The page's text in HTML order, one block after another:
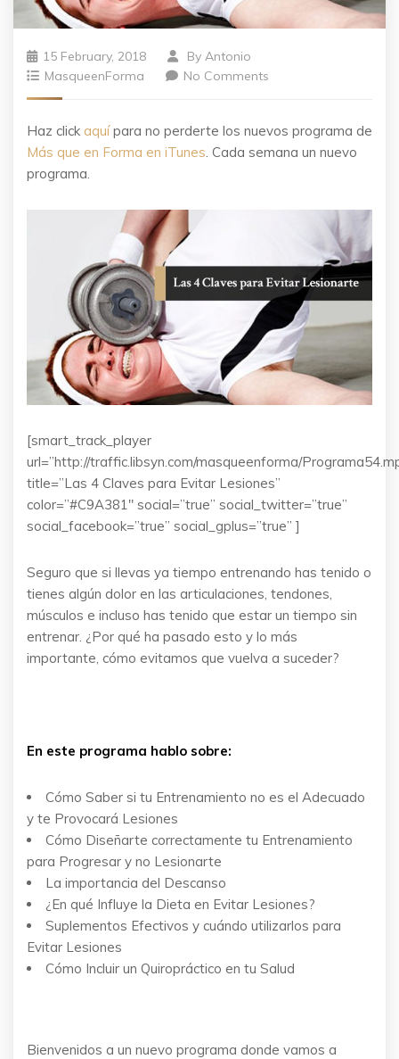
15 February, 2018 By Antonio
MasqueenForma
No Comments
Haz click aquípara no perderte los nuevos programa de
Más que en Forma en iTunes. Cada semana un nuevo
programa.
[smart_track_player
url=”http://traffic.libsyn.com/masqueenforma/
title=”Las 4 Claves para Evitar Lesiones”
color=”#C9A381″ social=”true” social_twitter=”true”
social_facebook=”true” social_gplus=”true” ]
Seguro que si llevas ya tiempo entrenando has tenido o
tienes algún dolor en las articulaciones, tendones,
músculos e incluso has tenido que estar un tiempo sin
entrenar. ¿Por qué ha pasado esto y lo más
importante, cómo evitamos que vuelva a suceder?
En este programa hablo sobre:
Cómo Saber si tu Entrenamiento no es el Adecuado
y te Provocará Lesiones
Cómo Diseñarte correctamente tu Entrenamiento
para Progresar y no Lesionarte
La importancia del Descanso
¿En qué Influye la Dieta en Evitar Lesiones?
Suplementos Efectivos y cuándo utilizarlos para
Evitar Lesiones
Cómo Incluir un Quiropráctico en tu Salud
Bienvenidos a un nuevo programa donde vamos a